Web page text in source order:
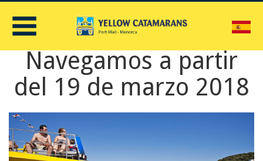
Navegamos a partir
del 19 de marzo 2018